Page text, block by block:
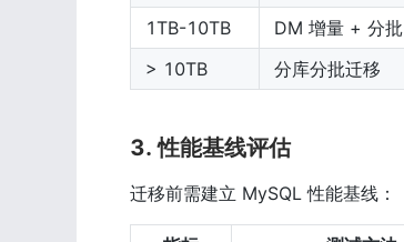
1TB-10TB
DM 增量 + 分批
> 10TB
分库分批迁移
3. 性能基线评估
迁移前需建立 MySQL 性能基线：